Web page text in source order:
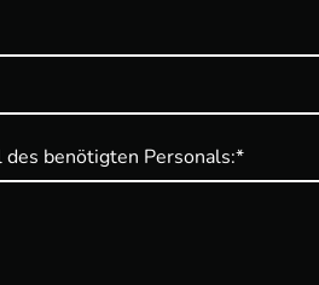
benötigten Personals:*